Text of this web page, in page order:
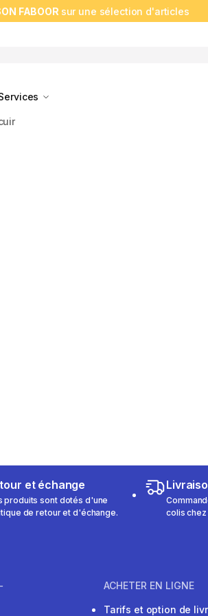
FABOOR sur une sélection d'articles
et échange
produits sont dotés d'une
de retour et d'échange.
colis
ACHETER EN LIGNE
Tarifs et option de